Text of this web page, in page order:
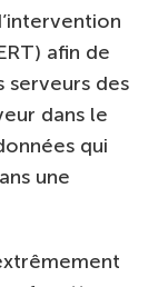
afin de
serveurs des
dans le
qui
une